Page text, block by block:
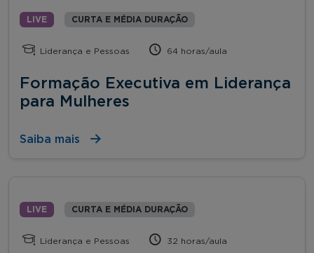
LIVE CURTA E MÉDIA DURAÇÃO
Liderança e Pessoas 64 horas/aula
Formação Executiva em Liderança
para Mulheres
Saiba mais
LIVE CURTA E MÉDIA DURAÇÃO
Liderança e Pessoas 32 horas/aula